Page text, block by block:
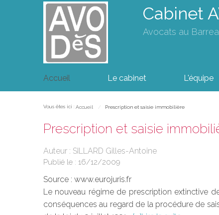
Cabinet
Avocats au
Accueil Le cabinet L'équipe
Vous êtes ici : Accueil Prescription et saisie immobilière
Prescription et saisie
Auteur : SILLARD Gilles-Antoine
Publié le : 16/12/2009
Source : www.eurojuris.fr
Le nouveau régime de prescription extinctive
conséquences au regard de la procédure de